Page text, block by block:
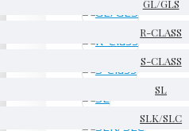
GL/GLS
R-CLASS
S-CLASS
SL
SLK/SLC